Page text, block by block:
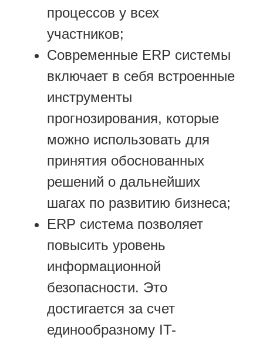
процессов у всех
участников;
Современные ERP системы
включает в себя встроенные
инструменты
прогнозирования, которые
можно использовать для
принятия обоснованных
решений о дальнейших
шагах по развитию бизнеса;
ERP система позволяет
повысить уровень
информационной
безопасности. Это
достигается за счет
единообразному IT-